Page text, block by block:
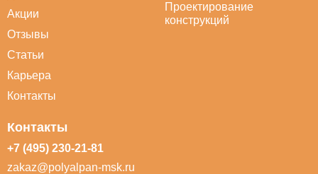
Акции
Отзывы
Статьи
Карьера
Контакты
Проектирование
конструкций
Контакты
+7 (495) 230-21-81
zakaz@polyalpan-msk.ru